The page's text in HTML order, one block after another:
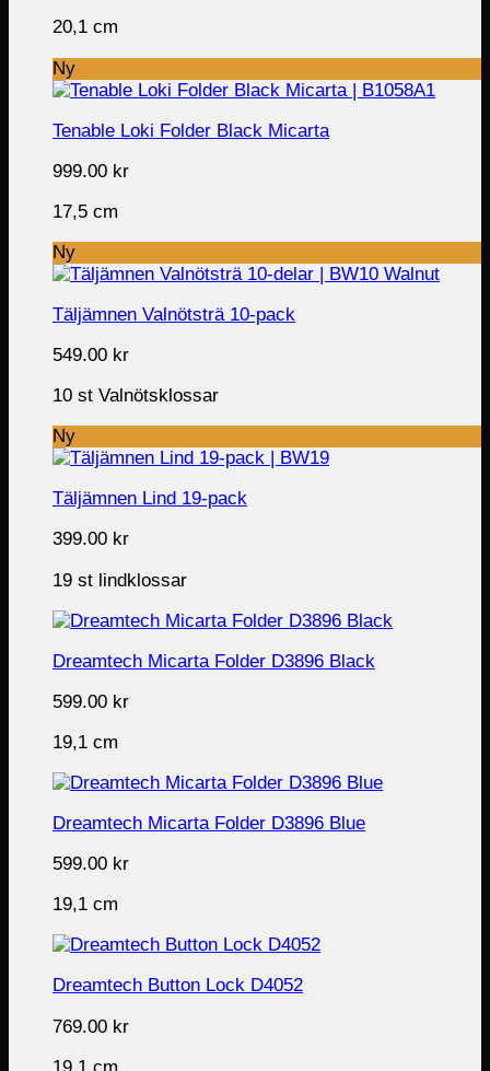
20,1 cm
Ny
Tenable Loki Folder Black Micarta
999.00 kr
17,5 cm
Ny
Täljämnen Valnötsträ 10-pack
549.00 kr
10 st Valnötsklossar
Ny
Täljämnen Lind 19-pack
399.00 kr
19 st lindklossar
Dreamtech Micarta Folder D3896 Black
599.00 kr
19,1 cm
Dreamtech Micarta Folder D3896 Blue
599.00 kr
19,1 cm
Dreamtech Button Lock D4052
769.00 kr
19,1 cm